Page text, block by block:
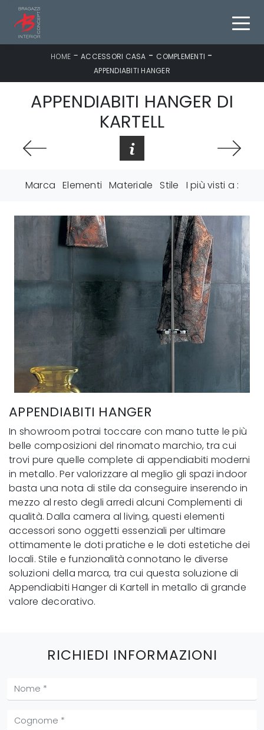
HOME -ACCESSORI CASA - COMPLEMENTI -
APPENDIABITI HANGER
APPENDIABITI HANGER DI
KARTELL
Marca Elementi Materiale Stile I più visti a :
APPENDIABITI HANGER
In showroom potrai toccare con mano tutte le più
belle composizioni del rinomato marchio, tra cui
trovi pure quelle complete di appendiabiti moderni
in metallo. Per valorizzare al meglio gli spazi indoor
basta una nota di stile da conseguire inserendo in
mezzo al resto degli arredi alcuni Complementi di
qualità. Dalla camera al living, questi elementi
accessori sono oggetti essenziali per ultimare
ottimamente le doti pratiche e le doti estetiche dei
locali. Stile e funzionalità connotano le diverse
soluzioni della marca, tra cui questa soluzione di
Appendiabiti Hanger di Kartell in metallo di grande
valore decorativo.
RICHIEDI INFORMAZIONI